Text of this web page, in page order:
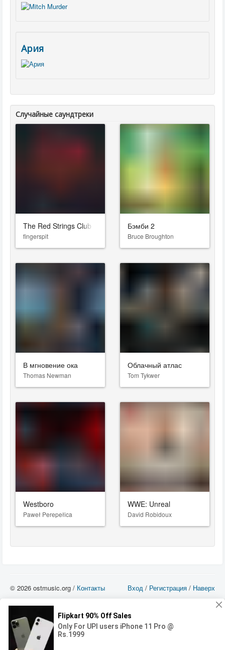
Ария
Случайные саундтреки
The Red Strings Club
fingerspit
Бэмби 2
Bruce Broughton
В мгновение ока
Thomas Newman
Облачный атлас
Tom Tykwer
Westboro
Paweł Perepełica
WWE: Unreal
David Robidoux
Вход / Регистрация / Наверх
© 2026 ostmusic.org / Контакты
можете использовать такие материалы только в том в случае, если
использование производится с ознакомительными целями - для прочих целей
вы должны приобрести лицензионную запись.